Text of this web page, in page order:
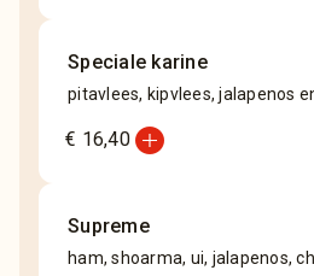
Speciale karine
pitavlees, kipvlees, jalapenos
€ 16,40add_circle
Supreme
ham, shoarma, ui, jalapenos,